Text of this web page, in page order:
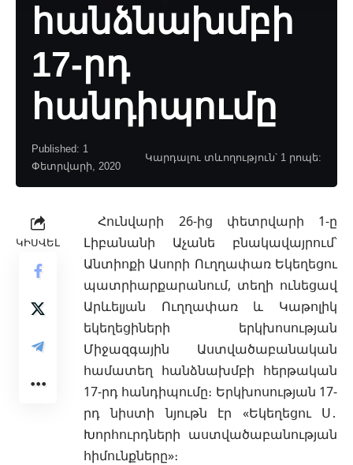
հանձնախմբի
17-րդ
հանդիպումը
Published: 1
Փետրվարի, 2020
Կարդալու տևողություն՝ 1 րոպե:
ԿԻՍՎԵԼ
Հունվարի 26-ից փետրվարի 1-ը
Լիբանանի Աչանե բնակավայրում՝
Անտիոքի Ասորի Ուղղափառ Եկեղեցու
պատրիարքարանում, տեղի ունեցավ
Արևելյան Ուղղափառ և Կաթոլիկ
եկեղեցիների երկխոսության
Միջազգային Աստվածաբանական
համատեղ հանձնախմբի հերթական
17-րդ հանդիպումը։ Երկխոսության 17-
րդ նիստի նյութն էր «Եկեղեցու Ս․
Խորհուրդների աստվածաբանության
հիմունքները»։